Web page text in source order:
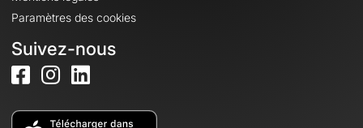
Paramètres des cookies
Suivez-nous